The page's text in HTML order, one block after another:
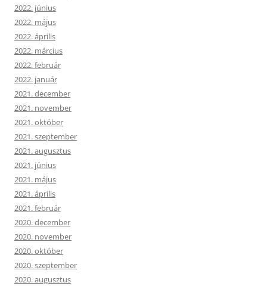
2022. június
2022. május
2022. április
2022. március
2022. február
2022. január
2021. december
2021. november
2021. október
2021. szeptember
2021. augusztus
2021. június
2021. május
2021. április
2021. február
2020. december
2020. november
2020. október
2020. szeptember
2020. augusztus